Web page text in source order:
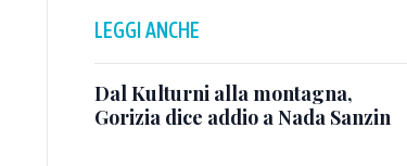
LEGGI ANCHE
Dal Kulturni alla montagna,
Gorizia dice addio a Nada Sanzin